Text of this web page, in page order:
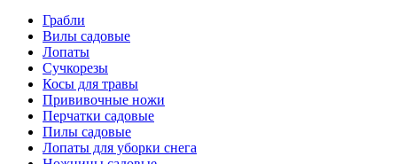
Грабли
Вилы садовые
Лопаты
Сучкорезы
Косы для травы
Прививочные ножи
Перчатки садовые
Пилы садовые
Лопаты для уборки снега